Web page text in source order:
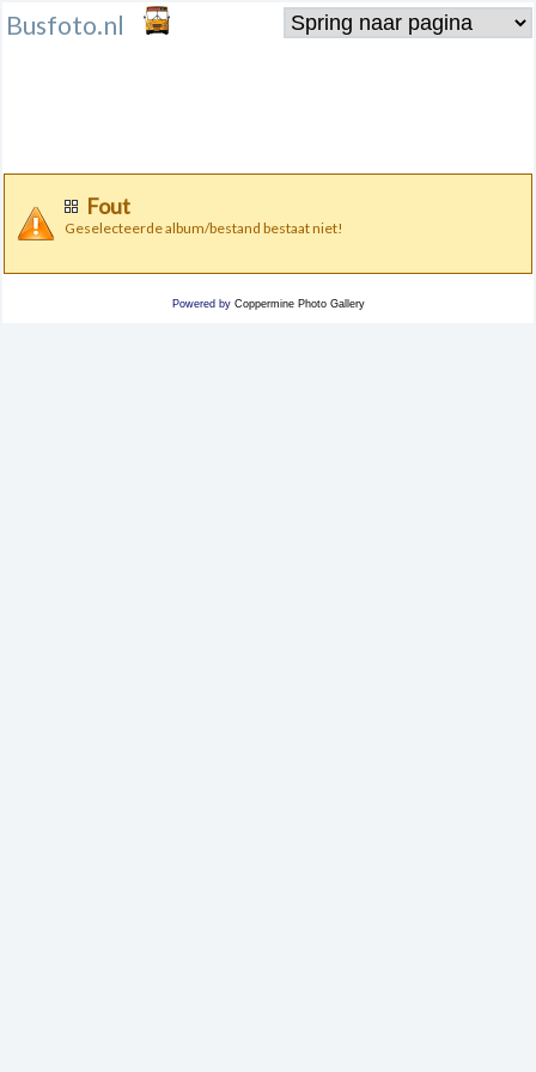
Busfoto.nl
Fout
Geselecteerde album/bestand bestaat niet!
Powered by Coppermine Photo Gallery